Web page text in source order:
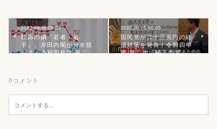
2022.09.16 06:05
頼みの綱「若者・若
手」、岸田内閣が分水嶺
か？｜令和四年度 第二…
2022.09.15 06:05
国民党が二十三兆円の経
済対策を発表｜令和四年
度 第二次『補正予算』
0 コメント